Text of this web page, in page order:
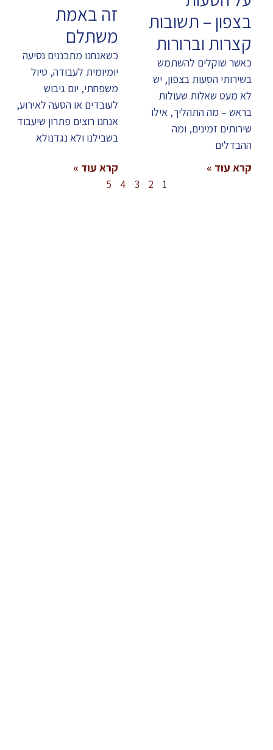
בצפון – תשובות
קצרות וברורות
כאשר שוקלים להשתמש
בשירותי הסעות בצפון, יש
לא מעט שאלות שעולות
בראש – מה התהליך, אילו
שירותים זמינים, ומה
ההבדלים
קרא עוד »
זה באמת
משתלם
כשאנחנו מתכננים נסיעה
יומיומית לעבודה, טיול
משפחתי, יום גיבוש
לעובדים או הסעה לאירוע,
אנחנו רוצים פתרון שיעבוד
בשבילנו ולא נגדנולא
קרא עוד »
1
2
3
4
5